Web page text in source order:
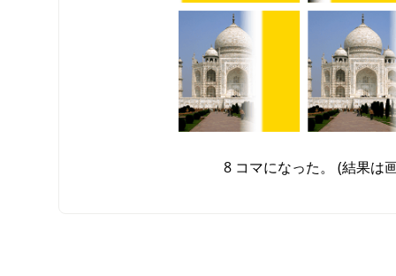
8 コマになった。 (結果は